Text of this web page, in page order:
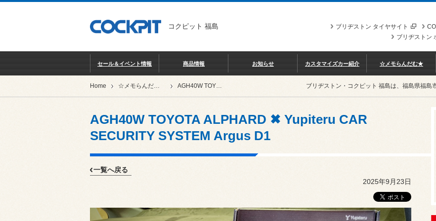
コクピット 福島
ブリヂストン タイヤサイト
ブリヂストン
セール＆イベント情報 商品情報 お知らせ カスタマイズカー紹介 ☆メモらんだむ★
Home ☆メモらんだむ★ AGH40W TOYOTA ALPHARD ✖ Yupiteru CAR SECURITY SYSTEM Argus D1 ブリヂストン・コクピット 福島は、福島県福島
AGH40W TOYOTA ALPHARD ✖ Yupiteru CAR
SECURITY SYSTEM Argus D1
一覧へ戻る
2025年9月23日